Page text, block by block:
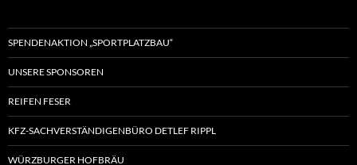
SPENDENAKTION „SPORTPLATZBAU“
UNSERE SPONSOREN
REIFEN FESER
KFZ-SACHVERSTÄNDIGENBÜRO DETLEF RIPPL
WÜRZBURGER HOFBRÄU